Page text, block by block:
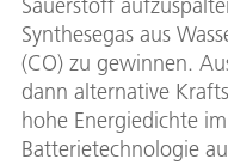
Sauerstoff
Synthesegas aus
(CO) zu gewinnen.
dann alternative
hohe Energiedichte
Batterietechnologie